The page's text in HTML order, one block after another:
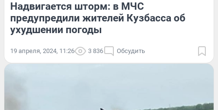
Надвигается шторм: в МЧС
предупредили жителей Кузбасса об
ухудшении погоды
19 апреля, 2024, 11:26 3 836 Обсудить